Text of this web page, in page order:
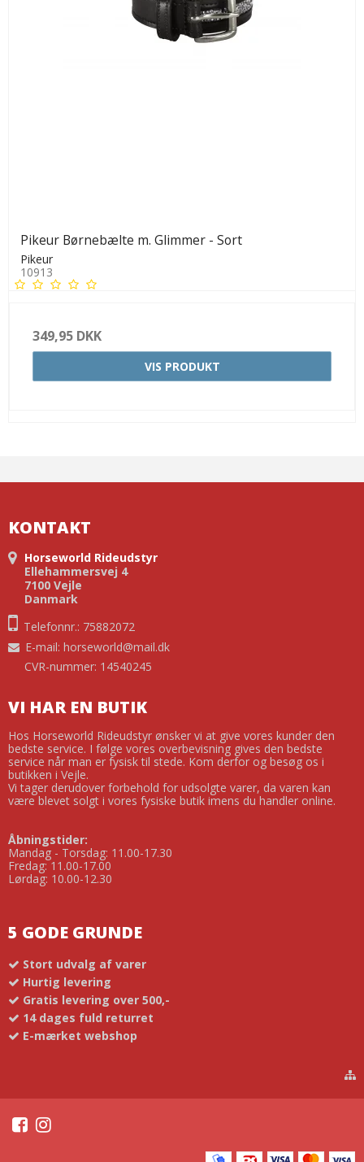
Pikeur Børnebælte m. Glimmer - Sort
Pikeur
10913
349,95 DKK
VIS PRODUKT
KONTAKT
Horseworld Rideudstyr
Ellehammersvej 4
7100 Vejle
Danmark
Telefonnr.: 75882072
E-mail: horseworld@mail.dk
CVR-nummer: 14540245
VI HAR EN BUTIK
Hos Horseworld Rideudstyr ønsker vi at give vores kunder den
bedste service. I følge vores overbevisning gives den bedste
service når man er fysisk til stede. Kom derfor og besøg os i
butikken i Vejle.
Vi tager derudover forbehold for udsolgte varer, da varen kan
være blevet solgt i vores fysiske butik imens du handler online.
Åbningstider:
Mandag - Torsdag: 11.00-17.30
Fredag: 11.00-17.00
Lørdag: 10.00-12.30
5 GODE GRUNDE
Stort udvalg af varer
Hurtig levering
Gratis levering over 500,-
14 dages fuld returret
E-mærket webshop